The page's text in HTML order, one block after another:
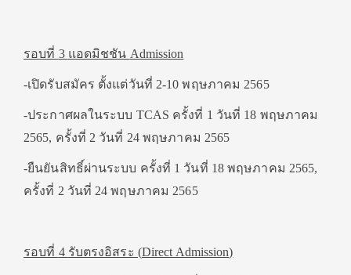
รอบที่ 3 แอดมิชชัน Admission
-เปิดรับสมัคร ตั้งแต่วันที่ 2-10 พฤษภาคม 2565
-ประกาศผลในระบบ TCAS ครั้งที่ 1 วันที่ 18 พฤษภาคม
2565, ครั้งที่ 2 วันที่ 24 พฤษภาคม 2565
-ยืนยันสิทธิ์ผ่านระบบ ครั้งที่ 1 วันที่ 18 พฤษภาคม 2565,
ครั้งที่ 2 วันที่ 24 พฤษภาคม 2565
รอบที่ 4 รับตรงอิสระ (Direct Admission)